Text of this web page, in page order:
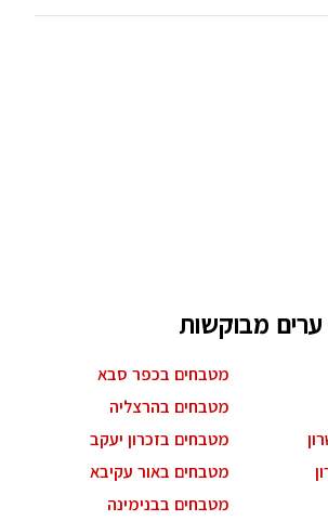
מבוקשות
מטבחים בכפר סבא
מטבחים בהרצליה
מטבחים בזכרון יעקב
מטבחים באור עקיבא
מטבחים בבנימינה